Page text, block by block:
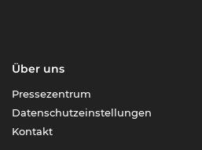
Über uns
Pressezentrum
Datenschutzeinstellungen
Kontakt